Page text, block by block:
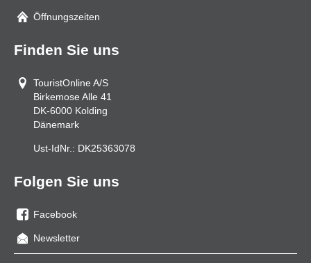
Mail
Öffnungszeiten
Finden Sie uns
TouristOnline A/S
Birkemose Alle 41
DK-6000 Kolding
Dänemark
Ust-IdNr.: DK25363078
Folgen Sie uns
Sie
uns
Facebook
Newsletter